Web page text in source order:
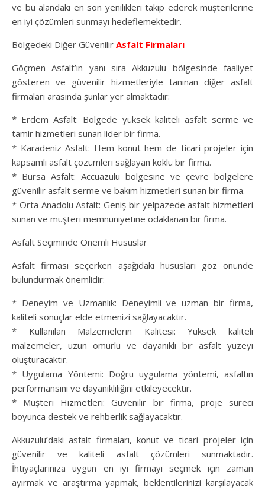
ve bu alandaki en son yenilikleri takip ederek müşterilerine
en iyi çözümleri sunmayı hedeflemektedir.
Bölgedeki Diğer Güvenilir Asfalt Firmaları
Göçmen Asfalt’ın yanı sıra Akkuzulu bölgesinde faaliyet
gösteren ve güvenilir hizmetleriyle tanınan diğer asfalt
firmaları arasında şunlar yer almaktadır:
* Erdem Asfalt: Bölgede yüksek kaliteli asfalt serme ve
tamir hizmetleri sunan lider bir firma.
* Karadeniz Asfalt: Hem konut hem de ticari projeler için
kapsamlı asfalt çözümleri sağlayan köklü bir firma.
* Bursa Asfalt: Accuazulu bölgesine ve çevre bölgelere
güvenilir asfalt serme ve bakım hizmetleri sunan bir firma.
* Orta Anadolu Asfalt: Geniş bir yelpazede asfalt hizmetleri
sunan ve müşteri memnuniyetine odaklanan bir firma.
Asfalt Seçiminde Önemli Hususlar
Asfalt firması seçerken aşağıdaki hususları göz önünde
bulundurmak önemlidir:
* Deneyim ve Uzmanlık: Deneyimli ve uzman bir firma,
kaliteli sonuçlar elde etmenizi sağlayacaktır.
* Kullanılan Malzemelerin Kalitesi: Yüksek kaliteli
malzemeler, uzun ömürlü ve dayanıklı bir asfalt yüzeyi
oluşturacaktır.
* Uygulama Yöntemi: Doğru uygulama yöntemi, asfaltın
performansını ve dayanıklılığını etkileyecektir.
* Müşteri Hizmetleri: Güvenilir bir firma, proje süreci
boyunca destek ve rehberlik sağlayacaktır.
Akkuzulu’daki asfalt firmaları, konut ve ticari projeler için
güvenilir ve kaliteli asfalt çözümleri sunmaktadır.
İhtiyaçlarınıza uygun en iyi firmayı seçmek için zaman
ayırmak ve araştırma yapmak, beklentilerinizi karşılayacak